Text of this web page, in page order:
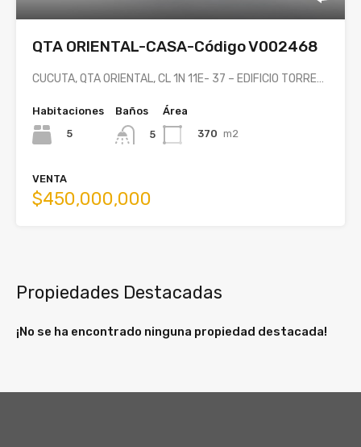
QTA ORIENTAL-CASA-Código V002468
CUCUTA, QTA ORIENTAL, CL 1N 11E- 37 – EDIFICIO TORRE…
Habitaciones
5
Baños
5
Área
370 m2
VENTA
$450,000,000
Propiedades Destacadas
¡No se ha encontrado ninguna propiedad destacada!